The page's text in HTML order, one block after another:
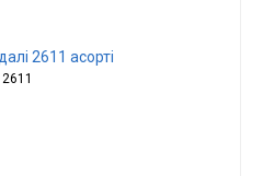
2611 асорті
2611